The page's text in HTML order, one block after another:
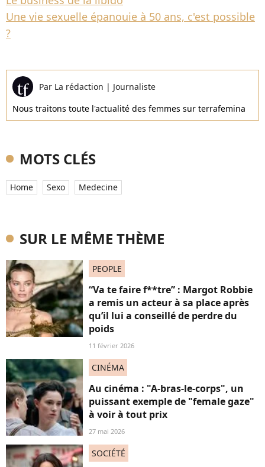
Une vie sexuelle épanouie à 50 ans, c'est possible
?
Par La rédaction | Journaliste
Nous traitons toute l'actualité des femmes sur terrafemina
MOTS CLÉS
Home Sexo Medecine
SUR LE MÊME THÈME
PEOPLE
“Va te faire f**tre” : Margot Robbie
a remis un acteur à sa place après
qu’il lui a conseillé de perdre du
poids
11 février 2026
CINÉMA
Au cinéma : "A-bras-le-corps", un
puissant exemple de "female gaze"
à voir à tout prix
27 mai 2026
SOCIÉTÉ